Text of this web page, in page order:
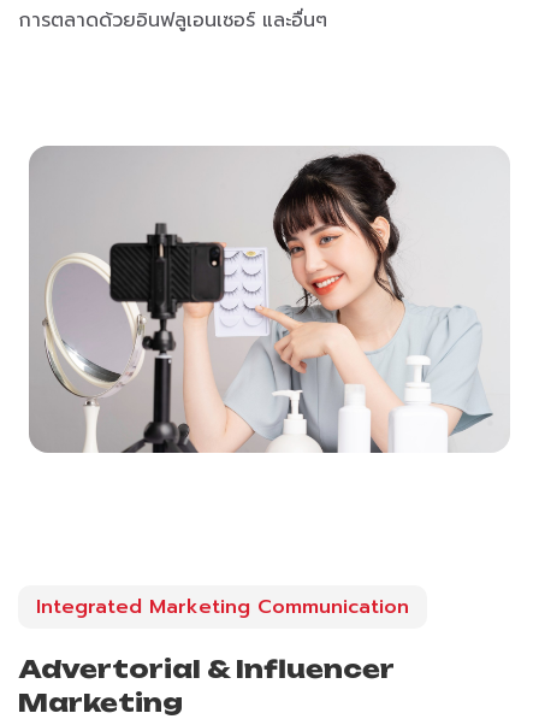
การตลาดด้วยอินฟลูเอนเซอร์ และอื่นๆ
Integrated Marketing Communication
Advertorial & Influencer
Marketing